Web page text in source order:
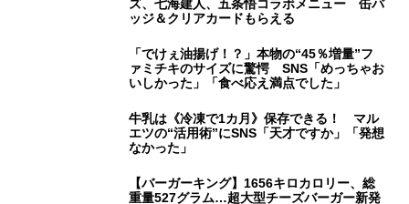
「でけぇ油揚げ！？」本物の“45％増量”フ
いしかった」「食べ応え満点でした」
牛乳は《冷凍で1カ月》保存できる！ マル
なかった」
【バーガーキング】1656キロカロリー、総
売 特製ガーリックマヨソース採用